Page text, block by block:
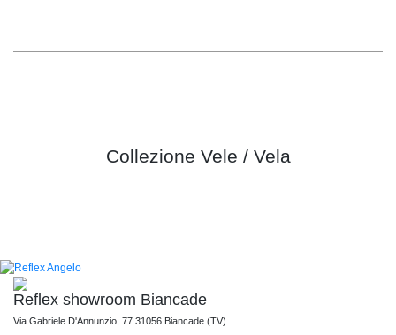
Collezione Vele / Vela
Reflex showroom Biancade
Via Gabriele D'Annunzio, 77 31056 Biancade (TV)